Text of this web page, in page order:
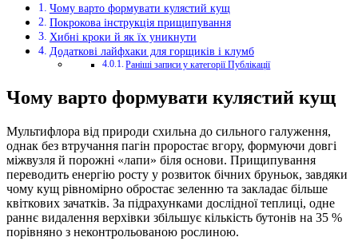
Чому варто формувати кулястий кущ
Покрокова інструкція прищипування
Хибні кроки й як їх уникнути
Додаткові лайфхаки для горщиків і клумб
Раніші записи у категорії Публікації
Чому варто формувати кулястий кущ
Мультифлора від природи схильна до сильного галуження,
однак без втручання пагін проростає вгору, формуючи довгі
міжвузля й порожні «лапи» біля основи. Прищипування
переводить енергію росту у розвиток бічних бруньок, завдяки
чому кущ рівномірно обростає зеленню та закладає більше
квіткових зачатків. За підрахунками дослідної теплиці, одне
раннє видалення верхівки збільшує кількість бутонів на 35 %
порівняно з неконтрольованою рослиною.